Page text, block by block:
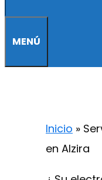
MENÚ
Inicio »
en Alzira